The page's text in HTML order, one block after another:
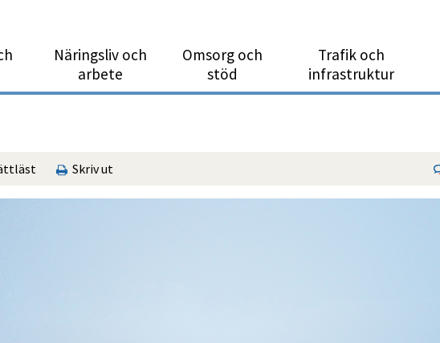
Närings­liv och
arbete
Omsorg och
stöd
Trafik och
infrastruktur
Skriv ut